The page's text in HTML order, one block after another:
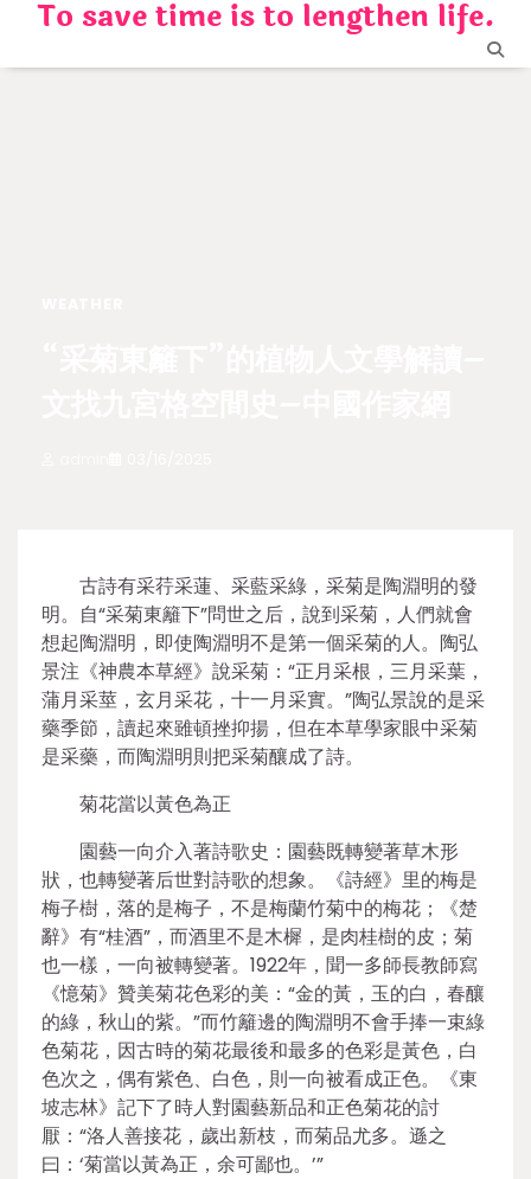
content
To save time is to lengthen life.
古詩有采荇采蓮、采藍采綠，采菊是陶淵明的發
明。自“采菊東籬下”問世之后，說到采菊，人們就會
想起陶淵明，即使陶淵明不是第一個采菊的人。陶弘
景注《神農本草經》說采菊：“正月采根，三月采葉，
蒲月采莖，玄月采花，十一月采實。”陶弘景說的是采
藥季節，讀起來雖頓挫抑揚，但在本草學家眼中采菊
是采藥，而陶淵明則把采菊釀成了詩。
菊花當以黃色為正
園藝一向介入著詩歌史：園藝既轉變著草木形
狀，也轉變著后世對詩歌的想象。《詩經》里的梅是
梅子樹，落的是梅子，不是梅蘭竹菊中的梅花；《楚
辭》有“桂酒”，而酒里不是木樨，是肉桂樹的皮；菊
也一樣，一向被轉變著。1922年，聞一多師長教師寫
《憶菊》贊美菊花色彩的美：“金的黃，玉的白，春釀
的綠，秋山的紫。”而竹籬邊的陶淵明不會手捧一束綠
色菊花，因古時的菊花最後和最多的色彩是黃色，白
色次之，偶有紫色、白色，則一向被看成正色。《東
坡志林》記下了時人對園藝新品和正色菊花的討
厭：“洛人善接花，歲出新枝，而菊品尤多。遜之
曰：‘菊當以黃為正，余可鄙也。’”